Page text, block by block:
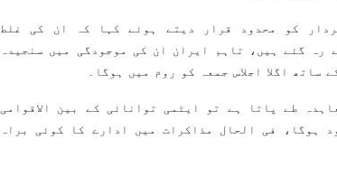
کو محدود قرار دیتے ہوئے کہا کہ ان کی غلط
رہ گئے ہیں، تاہم ایران ان کی موجودگی میں سنجیدہ
ساتھ اگلا اجلاس جمعہ کو روم میں ہوگا۔
طے پاتا ہے تو ایٹمی توانائی کے بین الاقوامی
ہوگا، فی الحال مذاکرات میں ادارے کا کوئی براہ